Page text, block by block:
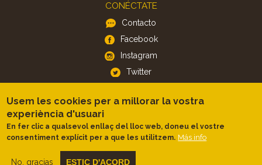
CONÉCTATE
Contacto
Facebook
Instagram
Twitter
APP
iOS
Android
Usem les cookies per a millorar la vostra
experiència d'usuari
En fer clic a qualsevol enllaç del lloc web, doneu el vostre
consentiment explícit per a que les utilitzem. Más info
No, gracias ESTIC D'ACORD